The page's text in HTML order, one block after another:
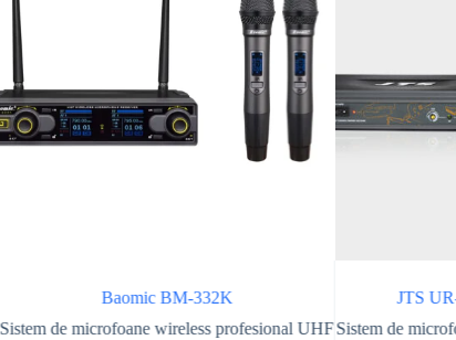
Baomic BM-332K
Sistem de microfoane wireless profesional UHF
JTS
Sistem de